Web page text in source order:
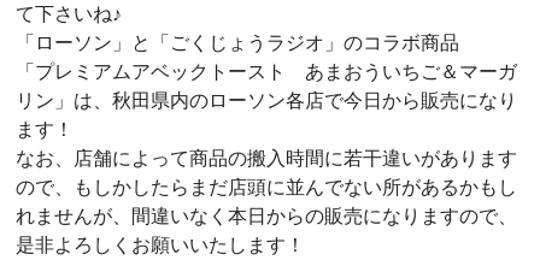
て下さいね♪
「ローソン」と「ごくじょうラジオ」のコラボ商品
「プレミアムアベックトースト あまおういちご＆マーガ
リン」は、秋田県内のローソン各店で今日から販売になり
ます！
なお、店舗によって商品の搬入時間に若干違いがあります
ので、もしかしたらまだ店頭に並んでない所があるかもし
れませんが、間違いなく本日からの販売になりますので、
是非よろしくお願いいたします！